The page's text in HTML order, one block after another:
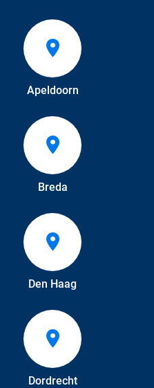
Apeldoorn
Breda
Den Haag
Dordrecht